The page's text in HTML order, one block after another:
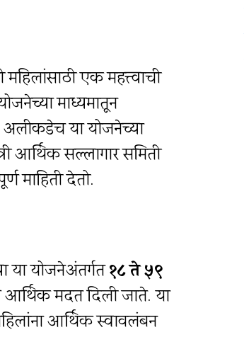
एक महत्त्वाची
माध्यमातून
अलीकडेच या योजनेच्या
आर्थिक सल्लागार समिती
माहिती देतो.
या योजनेअंतर्गत१८ ते ५९
मदत दिली जाते. या
आर्थिक स्वावलंबन